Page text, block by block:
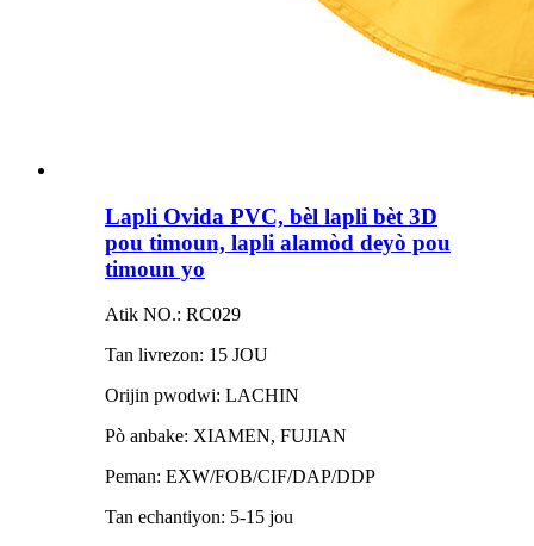
Lapli Ovida PVC, bèl lapli bèt 3D
pou timoun, lapli alamòd deyò pou
timoun yo
Atik NO.: RC029
Tan livrezon: 15 JOU
Orijin pwodwi: LACHIN
Pò anbake: XIAMEN, FUJIAN
Peman: EXW/FOB/CIF/DAP/DDP
Tan echantiyon: 5-15 jou